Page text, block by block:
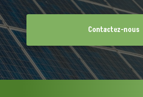
Contactez-nous